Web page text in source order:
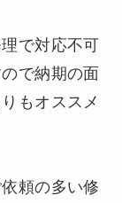
で対応不可
で納期の面
もオススメ
頼の多い修